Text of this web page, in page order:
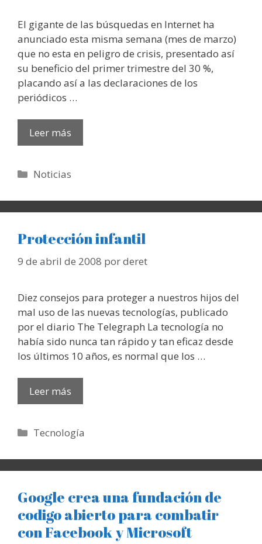
El gigante de las búsquedas en Internet ha
anunciado esta misma semana (mes de marzo)
que no esta en peligro de crisis, presentado así
su beneficio del primer trimestre del 30 %,
placando así a las declaraciones de los
periódicos …
Leer más
Categorías
Noticias
Protección infantil
9 de abril de 2008 porderet
Diez consejos para proteger a nuestros hijos del
mal uso de las nuevas tecnologías, publicado
por el diario The Telegraph La tecnología no
había sido nunca tan rápido y tan eficaz desde
los últimos 10 años, es normal que los …
Leer más
Categorías
Tecnología
Google crea una fundación de
codigo abierto para combatir
con Facebook y Microsoft